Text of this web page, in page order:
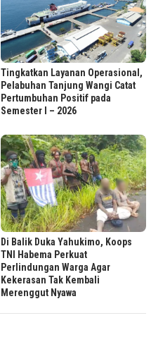
Tingkatkan Layanan Operasional,
Pelabuhan Tanjung Wangi Catat
Pertumbuhan Positif pada
Semester I – 2026
Di Balik Duka Yahukimo, Koops
TNI Habema Perkuat
Perlindungan Warga Agar
Kekerasan Tak Kembali
Merenggut Nyawa